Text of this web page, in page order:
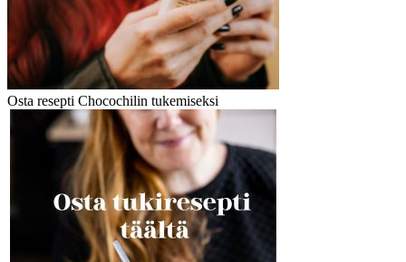
Osta resepti Chocochilin tukemiseksi